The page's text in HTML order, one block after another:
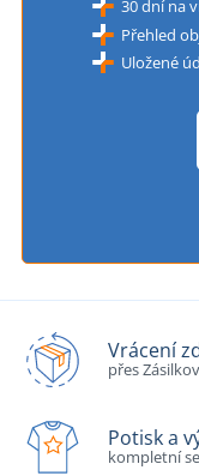
30 dní na
Přehled
Uložené
Vrácení
přes
Potisk a
kompletní